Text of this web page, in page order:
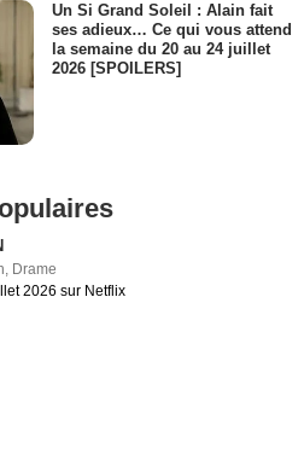
Un Si Grand Soleil : Alain fait
ses adieux… Ce qui vous attend
la semaine du 20 au 24 juillet
2026 [SPOILERS]
, Drame
2026 sur Netflix